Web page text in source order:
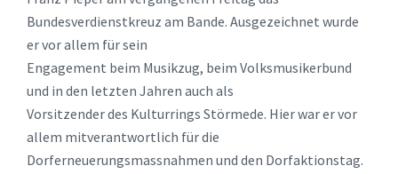
Bundesverdienstkreuz am Bande. Ausgezeichnet wurde
er vor allem für sein
Engagement beim Musikzug, beim Volksmusikerbund
und in den letzten Jahren auch als
Vorsitzender des Kulturrings Störmede. Hier war er vor
allem mitverantwortlich für die
Dorferneuerungsmassnahmen und den Dorfaktionstag.